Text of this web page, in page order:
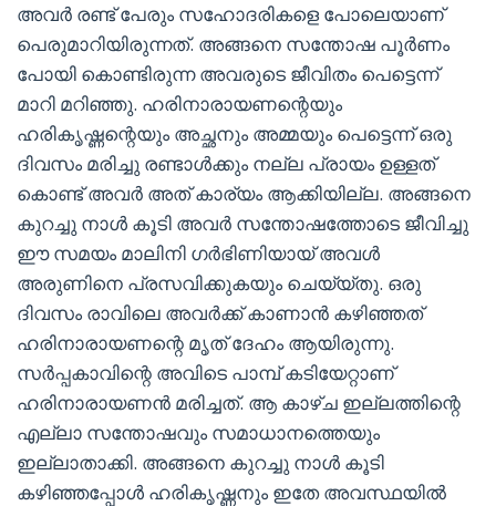
അവർ രണ്ട് പേരും സഹോദരികളെ പോലെയാണ്
പെരുമാറിയിരുന്നത്. അങ്ങനെ സന്തോഷ പൂർണം
പോയി കൊണ്ടിരുന്ന അവരുടെ ജീവിതം പെട്ടെന്ന്
മാറി മറിഞ്ഞു. ഹരിനാരായണന്റെയും
ഹരികൃഷ്ണന്റെയും അച്ഛനും അമ്മയും പെട്ടെന്ന് ഒരു
ദിവസം മരിച്ചു രണ്ടാൾക്കും നല്ല പ്രായം ഉള്ളത്
കൊണ്ട് അവർ അത് കാര്യം ആക്കിയില്ല. അങ്ങനെ
കുറച്ചു നാൾ കൂടി അവർ സന്തോഷത്തോടെ ജീവിച്ചു
ഈ സമയം മാലിനി ഗർഭിണിയായ് അവൾ
അരുണിനെ പ്രസവിക്കുകയും ചെയ്യ്തു. ഒരു
ദിവസം രാവിലെ അവർക്ക് കാണാൻ കഴിഞ്ഞത്
ഹരിനാരായണന്റെ മൃത് ദേഹം ആയിരുന്നു.
സർപ്പകാവിന്റെ അവിടെ പാമ്പ് കടിയേറ്റാണ്
ഹരിനാരായണൻ മരിച്ചത്. ആ കാഴ്ച ഇല്ലത്തിന്റെ
എല്ലാ സന്തോഷവും സമാധാനത്തെയും
ഇല്ലാതാക്കി. അങ്ങനെ കുറച്ചു നാൾ കൂടി
കഴിഞ്ഞപ്പോൾ ഹരികൃഷ്ണനും ഇതേ അവസ്ഥയിൽ